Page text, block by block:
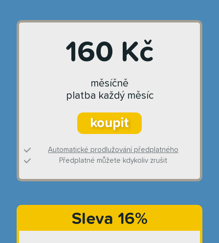
160 Kč
měsíčně
platba každý měsíc
koupit
Automatické prodlužování předplatného
Předplatné můžete kdykoliv zrušit
Sleva 16%